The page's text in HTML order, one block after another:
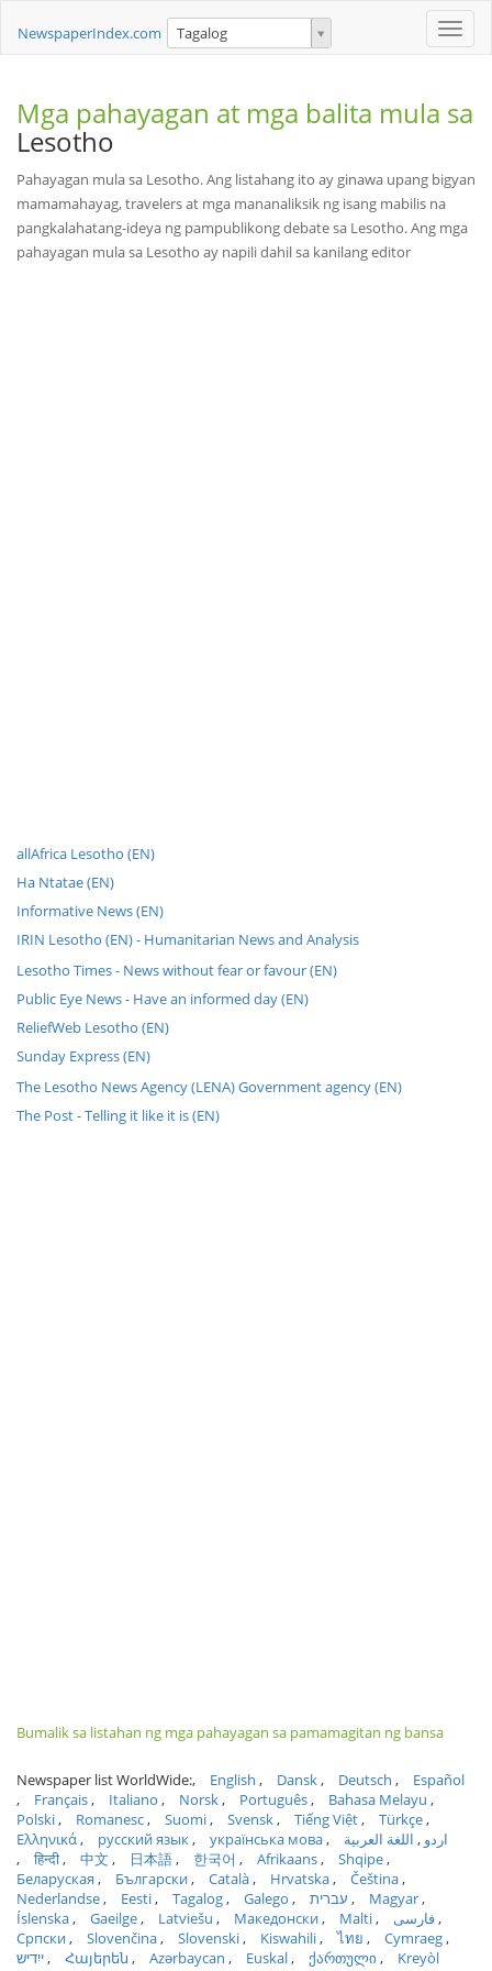
Toggle
NewspaperIndex.com Tagalog
Mga pahayagan at mga balita mula sa
Lesotho
Pahayagan mula sa Lesotho. Ang listahang ito ay ginawa upang bigyan
mamamahayag, travelers at mga mananaliksik ng isang mabilis na
pangkalahatang-ideya ng pampublikong debate sa Lesotho. Ang mga
pahayagan mula sa Lesotho ay napili dahil sa kanilang editor
allAfrica Lesotho (EN)
Ha Ntatae (EN)
Informative News (EN)
IRIN Lesotho (EN) - Humanitarian News and Analysis
Lesotho Times - News without fear or favour (EN)
Public Eye News - Have an informed day (EN)
ReliefWeb Lesotho (EN)
Sunday Express (EN)
The Lesotho News Agency (LENA) Government agency (EN)
The Post - Telling it like it is (EN)
Bumalik sa listahan ng mga pahayagan sa pamamagitan ng bansa
Newspaper list WorldWide: English Dansk Deutsch
Español
Français
Italiano Norsk Português
Bahasa Melayu
Polski
Romanesc Suomi Svensk Tiếng Việt
Türkçe
Ελληνικά
русский язык українська мова اردو
اللغة العربية
हिन्दी
中文 日本語 한국어 Afrikaans
Shqipe
Беларуская
Български Català Hrvatska
Čeština
Nederlandse
Eesti Tagalog Galego עברית
Magyar
Íslenska
Gaeilge Latviešu Македонски Malti
فارسی
Српски
Slovenčina Slovenski Kiswahili ไทย
Cymraeg
ייִדיש
Հայերեն Azərbaycan Euskal ქართული
Kreyòl